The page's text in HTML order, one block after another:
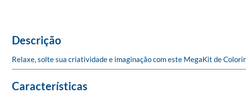
Descrição
Relaxe, solte sua criatividade e imaginação com este MegaKit de